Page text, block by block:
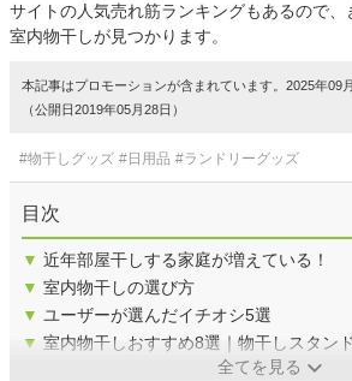
サイトの人気売れ筋ランキングもあるので、
室内物干しが見つかります。
本記事はプロモーションが含まれています。2025年09
（公開日2019年05月28日）
#物干しグッズ #日用品 #ランドリーグッズ
目次
▼ 近年部屋干しする家庭が増えている！
▼ 室内物干しの選び方
▼ ユーザーが選んだイチオシ5選
▼ 室内物干しおすすめ8選｜物干しスタンド
全てを見る